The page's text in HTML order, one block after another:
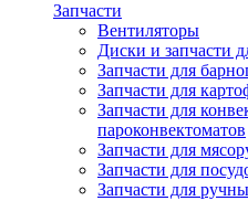
Запчасти
Вентиляторы
Диски и запчасти
Запчасти для
Запчасти для
Запчасти для
пароконвектоматов
Запчасти для
Запчасти для
Запчасти для